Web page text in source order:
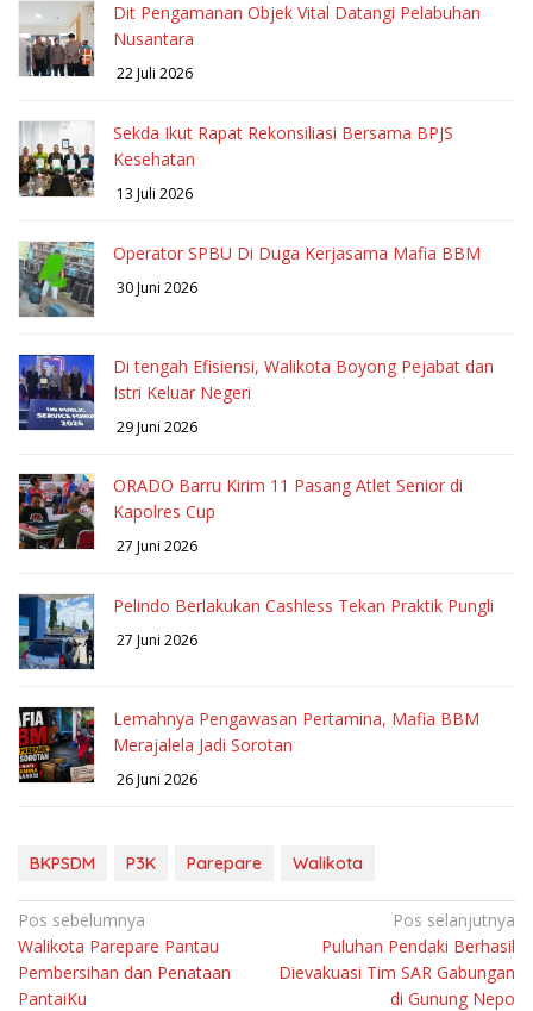
Dit Pengamanan Objek Vital Datangi Pelabuhan
Nusantara
22 Juli 2026
Sekda Ikut Rapat Rekonsiliasi Bersama BPJS
Kesehatan
13 Juli 2026
Operator SPBU Di Duga Kerjasama Mafia BBM
30 Juni 2026
Di tengah Efisiensi, Walikota Boyong Pejabat dan
Istri Keluar Negeri
29 Juni 2026
ORADO Barru Kirim 11 Pasang Atlet Senior di
Kapolres Cup
27 Juni 2026
Pelindo Berlakukan Cashless Tekan Praktik Pungli
27 Juni 2026
Lemahnya Pengawasan Pertamina, Mafia BBM
Merajalela Jadi Sorotan
26 Juni 2026
BKPSDM P3K Parepare Walikota
Navigasi
pos
Pos sebelumnya
Walikota Parepare Pantau
Pembersihan dan Penataan
PantaiKu
Pos selanjutnya
Puluhan Pendaki Berhasil
Dievakuasi Tim SAR Gabungan
di Gunung Nepo